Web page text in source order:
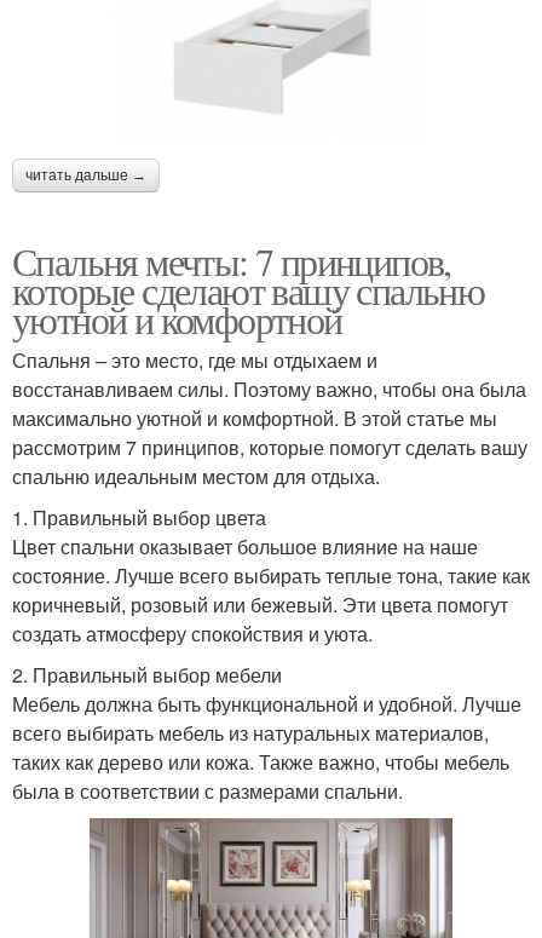
читать дальше →
Спальня мечты: 7 принципов,
которые сделают вашу спальню
уютной и комфортной
Спальня – это место, где мы отдыхаем и
восстанавливаем силы. Поэтому важно, чтобы она была
максимально уютной и комфортной. В этой статье мы
рассмотрим 7 принципов, которые помогут сделать вашу
спальню идеальным местом для отдыха.
1. Правильный выбор цвета
Цвет спальни оказывает большое влияние на наше
состояние. Лучше всего выбирать теплые тона, такие как
коричневый, розовый или бежевый. Эти цвета помогут
создать атмосферу спокойствия и уюта.
2. Правильный выбор мебели
Мебель должна быть функциональной и удобной. Лучше
всего выбирать мебель из натуральных материалов,
таких как дерево или кожа. Также важно, чтобы мебель
была в соответствии с размерами спальни.